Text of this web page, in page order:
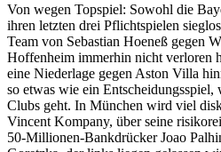
Von wegen Topspiel: Sowohl die
ihren letzten drei Pflichtspielen
Team von Sebastian Hoeneß gegen
Hoffenheim immerhin nicht verloren
eine Niederlage gegen Aston Villa
so etwas wie ein Entscheidungsspiel,
Clubs geht. In München wird viel
Vincent Kompany, über seine
50-Millionen-Bankdrücker Joao